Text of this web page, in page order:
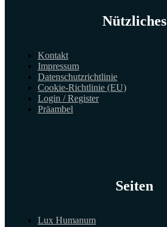
Nützliches
Kontakt
Impressum
Datenschutzrichtlinie
Cookie-Richtlinie (EU)
Login / Register
Präambel
Seiten
Lux Humanum